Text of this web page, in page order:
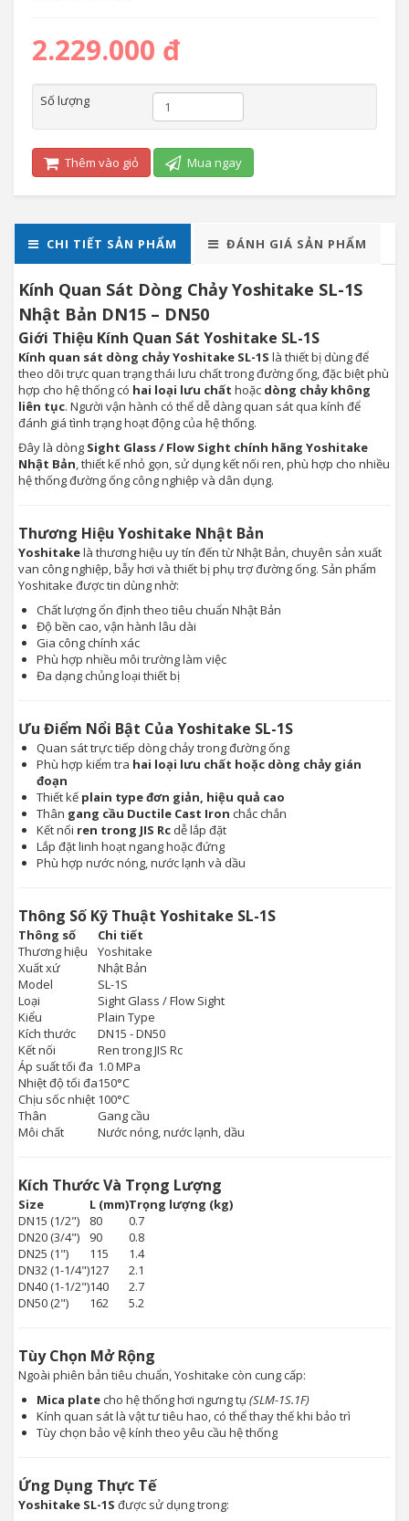
2.229.000 đ
Số lượng
Thêm vào giỏ Mua ngay
CHI TIẾT SẢN PHẨM ĐÁNH GIÁ SẢN PHẨM
Kính Quan Sát Dòng Chảy Yoshitake SL-1S
Nhật Bản DN15 – DN50
Giới Thiệu Kính Quan Sát Yoshitake SL-1S
Kính quan sát dòng chảy Yoshitake SL-1S là thiết bị dùng để
theo dõi trực quan trạng thái lưu chất trong đường ống, đặc biệt phù
hợp cho hệ thống có hai loại lưu chất hoặc dòng chảy không
liên tục. Người vận hành có thể dễ dàng quan sát qua kính để
đánh giá tình trạng hoạt động của hệ thống.
Đây là dòng Sight Glass / Flow Sight chính hãng Yoshitake
Nhật Bản, thiết kế nhỏ gọn, sử dụng kết nối ren, phù hợp cho nhiều
hệ thống đường ống công nghiệp và dân dụng.
Thương Hiệu Yoshitake Nhật Bản
Yoshitakelà thương hiệu uy tín đến từ Nhật Bản, chuyên sản xuất
van công nghiệp, bẫy hơi và thiết bị phụ trợ đường ống. Sản phẩm
Yoshitake được tin dùng nhờ:
Chất lượng ổn định theo tiêu chuẩn Nhật Bản
Độ bền cao, vận hành lâu dài
Gia công chính xác
Phù hợp nhiều môi trường làm việc
Đa dạng chủng loại thiết bị
Ưu Điểm Nổi Bật Của Yoshitake SL-1S
Quan sát trực tiếp dòng chảy trong đường ống
Phù hợp kiểm tra hai loại lưu chất hoặc dòng chảy gián
đoạn
Thiết kế plain type đơn giản, hiệu quả cao
Thân gang cầu Ductile Cast Iron chắc chắn
Kết nối ren trong JIS Rc dễ lắp đặt
Lắp đặt linh hoạt ngang hoặc đứng
Phù hợp nước nóng, nước lạnh và dầu
Thông Số Kỹ Thuật Yoshitake SL-1S
Thông số
Chi tiết
Thương hiệu
Yoshitake
Xuất xứ
Nhật Bản
Model
SL-1S
Loại
Sight Glass / Flow Sight
Kiểu
Plain Type
Kích thước
DN15 - DN50
Kết nối
Ren trong JIS Rc
Áp suất tối đa 1.0 MPa
Nhiệt độ tối đa150°C
Chịu sốc nhiệt 100°C
Thân
Gang cầu
Môi chất
Nước nóng, nước lạnh, dầu
Kích Thước Và Trọng Lượng
Size L (mm)Trọng lượng (kg)
DN15 (1/2")
80
0.7
DN20 (3/4")
90
0.8
DN25 (1")
115
1.4
DN32 (1-1/4")127
2.1
DN40 (1-1/2")140
2.7
DN50 (2")
162 5.2
Tùy Chọn Mở Rộng
Ngoài phiên bản tiêu chuẩn, Yoshitake còn cung cấp:
Mica platecho hệ thống hơi ngưng tụ (SLM-1S.1F)
Kính quan sát là vật tư tiêu hao, có thể thay thế khi bảo trì
Tùy chọn bảo vệ kính theo yêu cầu hệ thống
Ứng Dụng Thực Tế
Yoshitake SL-1S được sử dụng trong: